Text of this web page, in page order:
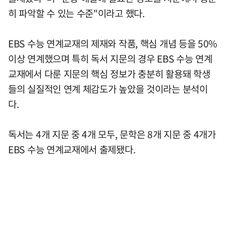
히 파악할 수 있는 수준"이라고 했다.
EBS 수능 연계교재의 제재와 작품, 핵심 개념 등을 50%
이상 연계했으며 특히 독서 지문의 경우 EBS 수능 연계
교재에서 다룬 지문의 핵심 정보가 충분히 활용돼 학생
들의 실질적인 연계 체감도가 높았을 것이라는 분석이
다.
독서는 4개 지문 중 4개 모두, 문학은 8개 지문 중 4개가
EBS 수능 연계교재에서 출제됐다.